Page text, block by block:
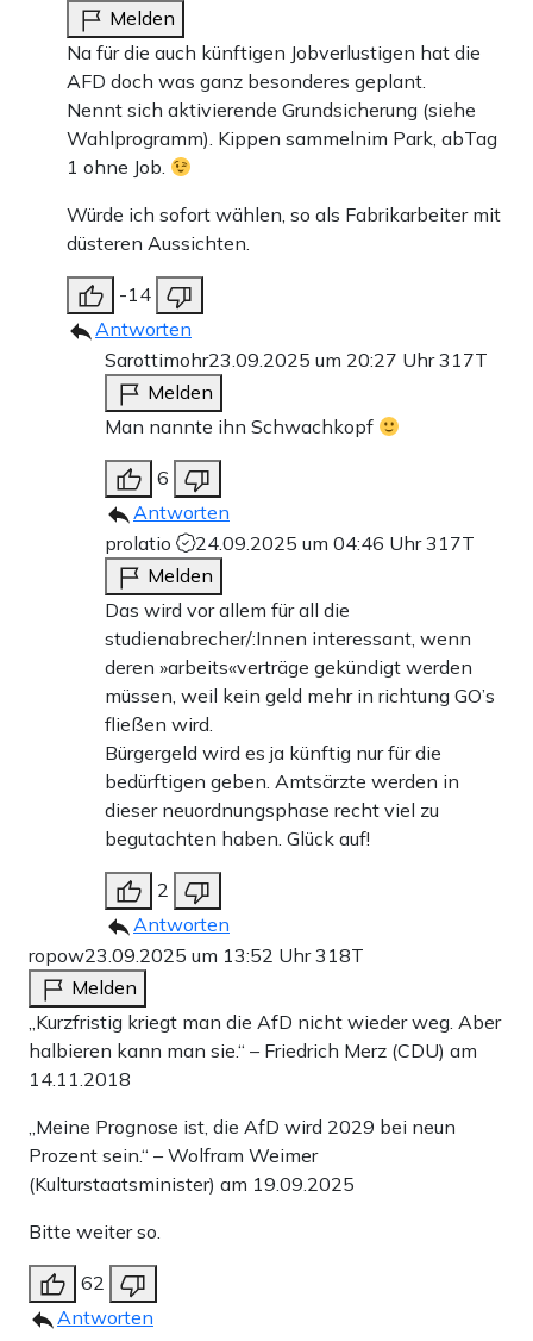
Melden
Na für die auch künftigen Jobverlustigen hat die
AFD doch was ganz besonderes geplant.
Nennt sich aktivierende Grundsicherung (siehe
Wahlprogramm). Kippen sammelnim Park, abTag
1 ohne Job.
Würde ich sofort wählen, so als Fabrikarbeiter mit
düsteren Aussichten.
-14
Antworten
Sarottimohr23.09.2025 um 20:27 Uhr317T
Melden
Man nannte ihn Schwachkopf
6
Antworten
prolatio
24.09.2025 um 04:46 Uhr317T
Melden
Das wird vor allem für all die
studienabrecher/:Innen interessant, wenn
deren »arbeits«verträge gekündigt werden
müssen, weil kein geld mehr in richtung GO’s
fließen wird.
Bürgergeld wird es ja künftig nur für die
bedürftigen geben. Amtsärzte werden in
dieser neuordnungsphase recht viel zu
begutachten haben. Glück auf!
2
Antworten
ropow23.09.2025 um 13:52 Uhr318T
Melden
„Kurzfristig kriegt man die AfD nicht wieder weg. Aber
halbieren kann man sie.“ – Friedrich Merz (CDU) am
14.11.2018
„Meine Prognose ist, die AfD wird 2029 bei neun
Prozent sein.“ – Wolfram Weimer
(Kulturstaatsminister) am 19.09.2025
Bitte weiter so.
62
Antworten